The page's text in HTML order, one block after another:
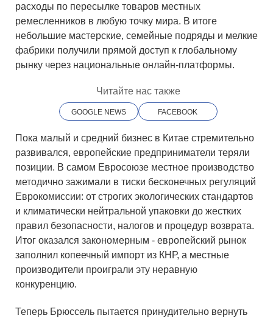
расходы по пересылке товаров местных
ремесленников в любую точку мира. В итоге
небольшие мастерские, семейные подряды и мелкие
фабрики получили прямой доступ к глобальному
рынку через национальные онлайн-платформы.
Читайте нас также
GOOGLE NEWS FACEBOOK
Пока малый и средний бизнес в Китае стремительно
развивался, европейские предприниматели теряли
позиции. В самом Евросоюзе местное производство
методично зажимали в тиски бесконечных регуляций
Еврокомиссии: от строгих экологических стандартов
и климатически нейтральной упаковки до жестких
правил безопасности, налогов и процедур возврата.
Итог оказался закономерным - европейский рынок
заполнил копеечный импорт из КНР, а местные
производители проиграли эту неравную
конкуренцию.
Теперь Брюссель пытается принудительно вернуть